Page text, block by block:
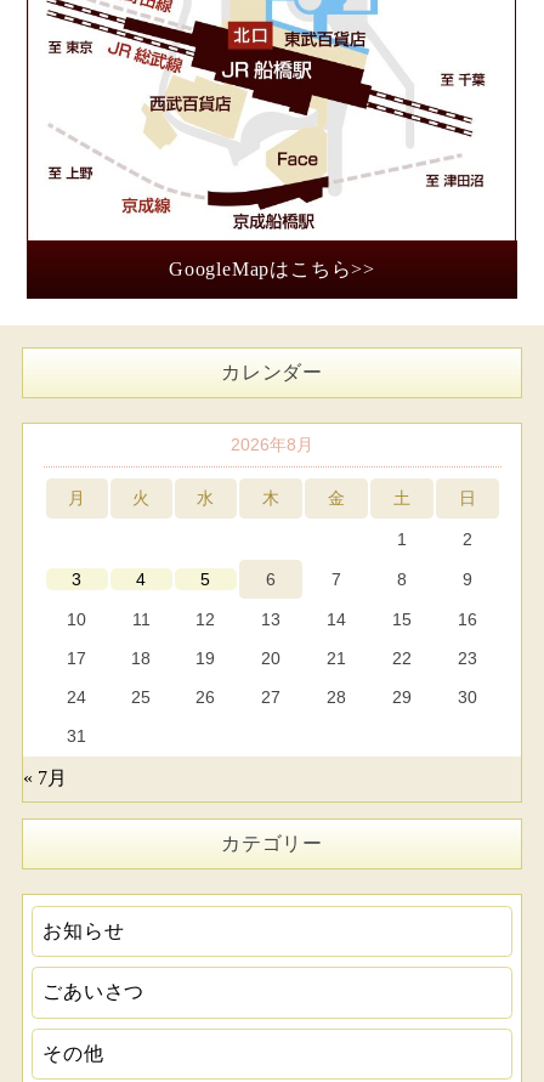
GoogleMapはこちら>>
カレンダー
2026年8月
月 火 水 木 金 土 日
1 2
3 4 5 6 7 8 9
10 11 12 13 14 15
16
17
18 19 20 21 22
23
24
25 26 27 28 29
30
31
« 7月
カテゴリー
お知らせ
ごあいさつ
その他